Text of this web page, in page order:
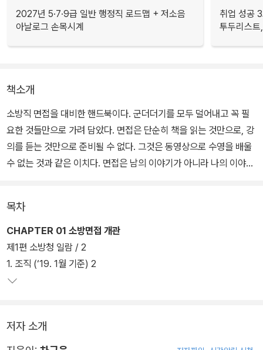
2027년 5·7·9급 일반 행정직 로드맵 + 저소음
아날로그 손목시계
취업 성공
투두리스
책소개
소방직 면접을 대비한 핸드북이다. 군더더기를 모두 덜어내고 꼭 필
요한 것들만으로 가려 담았다. 면접은 단순히 책을 읽는 것만으로, 강
의를 듣는 것만으로 준비될 수 없다. 그것은 동영상으로 수영을 배울
수 없는 것과 같은 이치다. 면접은 남의 이야기가 아니라 나의 이야기
목차
CHAPTER 01 소방면접 개관
제1편 소방청 일람 / 2
1. 조직 (‘19. 1월 기준) 2
저자 소개